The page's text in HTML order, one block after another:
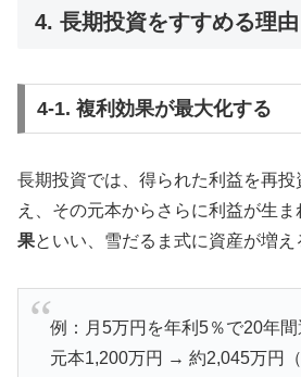
4. 長期投資をすすめる理由
4-1. 複利効果が最大化する
長期投資では、得られた利益を再
え、その元本からさらに利益が生
果といい、雪だるま式に資産が増え
例：月5万円を年利5％で20年
元本1,200万円 → 約2,045万円（